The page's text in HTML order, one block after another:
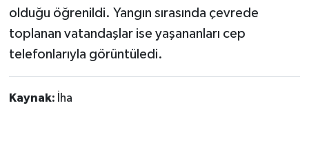
olduğu öğrenildi. Yangın sırasında çevrede
toplanan vatandaşlar ise yaşananları cep
telefonlarıyla görüntüledi.
Kaynak: İha